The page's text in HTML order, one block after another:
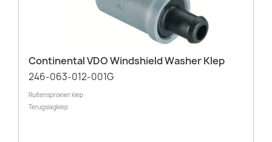
Continental VDO Windshield Washer Klep
246-063-012-001G
Ruitensproeier klep
Terugslagklep